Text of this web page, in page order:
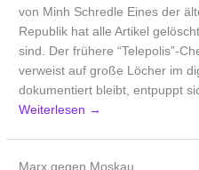
von Minh Schredle Eines der
Republik hat alle Artikel
sind. Der frühere “Telepolis”-
verweist auf große Löcher im
dokumentiert bleibt, entpuppt
Weiterlesen →
Marx gegen Moskau